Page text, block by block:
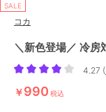
SALE
コカ
＼新色登場／ 冷房
4.27 (
￥990 税込